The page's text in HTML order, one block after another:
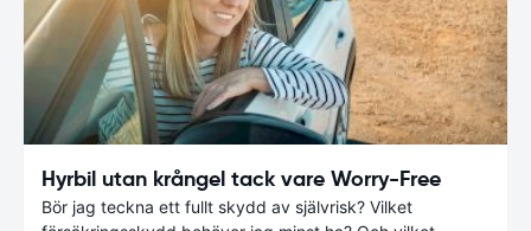
Hyrbil utan krångel tack vare Worry-Free
Bör jag teckna ett fullt skydd av självrisk? Vilket